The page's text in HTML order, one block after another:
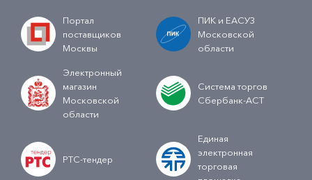
Портал
поставщиков
Москвы
ПИК и ЕАСУЗ
Московской
области
Электронный
магазин
Московской
области
Система торгов
Сбербанк-АСТ
РТС-тендер
Единая
электронная
торговая